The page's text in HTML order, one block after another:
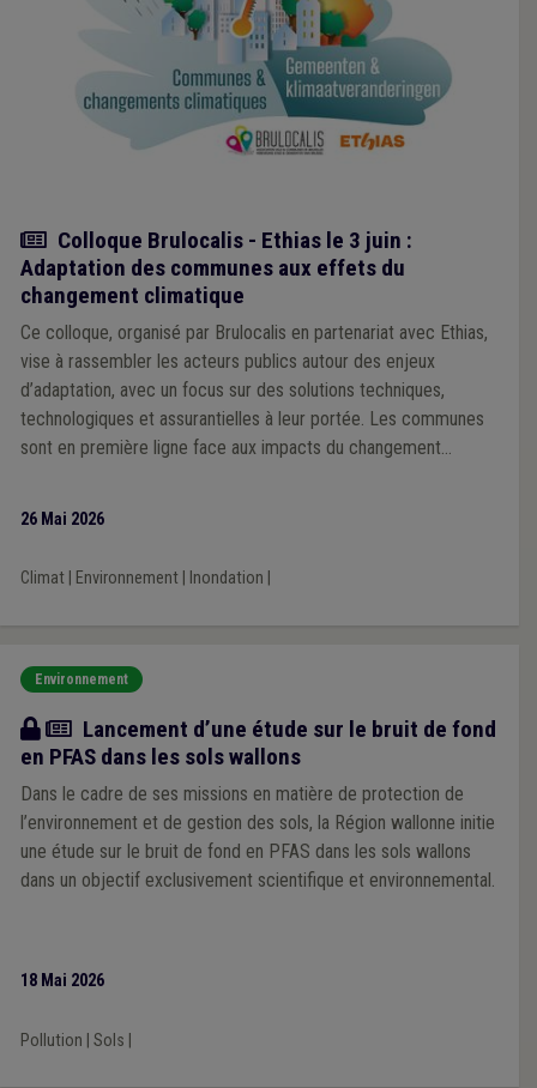
Actualité
Colloque Brulocalis - Ethias le 3 juin :
Adaptation des communes aux effets du
changement climatique
Ce colloque, organisé par Brulocalis en partenariat avec Ethias,
vise à rassembler les acteurs publics autour des enjeux
d’adaptation, avec un focus sur des solutions techniques,
technologiques et assurantielles à leur portée. Les communes
sont en première ligne face aux impacts du changement
premier temps d’échanges autour des réalités de terrain et des
d’adaptation et de gestion des risques.
26 Mai 2026
Climat| Environnement| Inondation
Environnement
Actualité
Lancement d’une étude sur le bruit de fond
en PFAS dans les sols wallons
Dans le cadre de ses missions en matière de protection de
l’environnement et de gestion des sols, la Région wallonne initie
une étude sur le bruit de fond en PFAS dans les sols wallons
dans un objectif exclusivement scientifique et environnemental.
18 Mai 2026
Pollution Sols